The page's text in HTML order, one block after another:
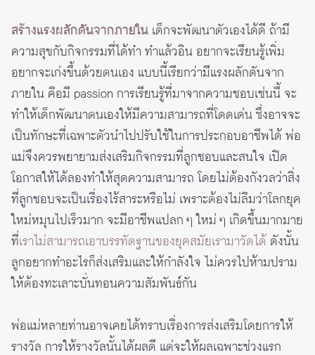
สร้างแรงผลักดันจากภายใน เด็กจะพัฒนาตัวเองได้ดี ถ้ามี
ความสุขกับกิจกรรมที่ได้ทำ ทำแล้วอิน อยากจะเรียนรู้เพิ่ม
อยากจะเก่งขึ้นด้วยตนเอง แบบนี้เรียกว่ามีแรงผลักดันจาก
ภายใน คือมี passion การเรียนรู้ที่มาจากความชอบเช่นนี้ จะ
ทำให้เด็กพัฒนาตนเองให้มีความสามารถที่โดดเด่น ซึ่งอาจจะ
เป็นทักษะที่เฉพาะตัวนำไปปรับใช้ในการประกอบอาชีพได้พ่อ
แม่จึงควรพยายามส่งเสริมกิจกรรมที่ลูกชอบและสนใจ เปิด
โอกาสให้ได้ลองทำให้สุดความสามารถ โดยไม่ต้องกังวลว่าสิ่ง
ที่ลูกชอบจะเป็นเรื่องไร้สาระหรือไม่ เพราะต้องไม่ลืมว่าโลกยุค
ใหม่หมุนไปเร็วมาก จะมีอาชีพแปลก ๆ ใหม่ ๆ เกิดขึ้นมากมาย
ที่เราไม่สามารถเอาบรรทัดฐานของยุคสมัยเรามาวัดได้ ดังนั้น
ลูกอยากทำอะไรก็ส่งเสริมและให้กำลังใจ ไม่ควรไปห้ามปราม
ให้ต้องทะเลาะบั่นทอนความสัมพันธ์กัน
พ่อแม่หลายท่านอาจเคยได้ทราบเรื่องการส่งเสริมโดยการให้
รางวัล การให้รางวัลนั้นได้ผลดี แต่จะให้ผลเฉพาะช่วงแรก